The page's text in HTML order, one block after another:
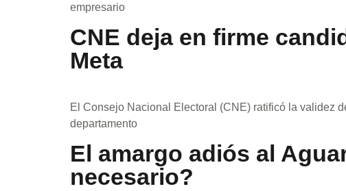
empresario
CNE deja en firme
Meta
El Consejo Nacional Electoral (CNE) ratificó la validez
departamento
El amargo adiós al
necesario?